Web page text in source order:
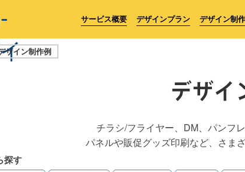
サービス概要 デザインプラン デザイン制
ザイン制作例
デザイ
チラシ/フライヤー、DM、パンフ
パネルや販促グッズ印刷など、さま
探す